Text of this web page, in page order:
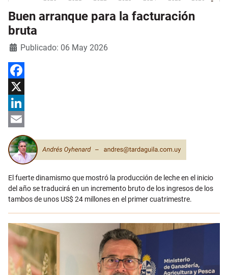
Buen arranque para la facturación
bruta
Detalles
Publicado: 06 May 2026
Facebook
X
LinkedIn
Email
El fuerte dinamismo que mostró la producción de leche en el inicio
del año se traducirá en un incremento bruto de los ingresos de los
tambos de unos US$ 24 millones en el primer cuatrimestre.